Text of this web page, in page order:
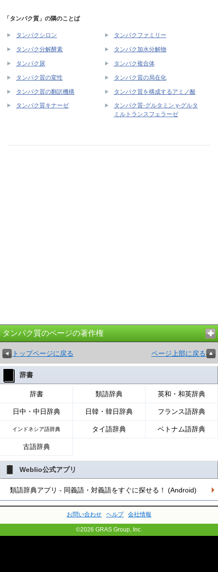
「タンパク質」の隣のことば
タンパクシロン タンパクファミリー
タンパク分解酵素 タンパク加水分解物
タンパク尿 タンパク複合体
タンパク質の変性 タンパク質の局在化
タンパク質の翻訳機構 タンパク質を構成するアミノ酸
タンパク質キナーゼ
タンパク質-グルタミン γ-グルタ
ミルトランスフェラーゼ
タンパク質のページの著作権
トップページに戻る ページ上部に戻る
辞書
辞書 類語辞典 英和・和英辞典
日中・中日辞典 日韓・韓日辞典 フランス語辞典
インドネシア語辞典 タイ語辞典 ベトナム語辞典
古語辞典
Weblio公式アプリ
類語辞典アプリ - 同義語・対義語をすぐに探せる！ (Android)
お問い合わせ ヘルプ 会社情報
©2026 GRAS Group, Inc.